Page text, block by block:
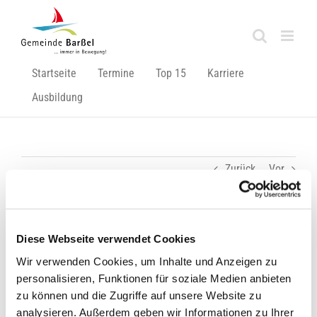
Diese Webseite verwendet Cookies
Wir verwenden Cookies, um Inhalte und Anzeigen zu
personalisieren, Funktionen für soziale Medien anbieten
zu können und die Zugriffe auf unsere Website zu
analysieren. Außerdem geben wir Informationen zu Ihrer
springen
Startseite Termine Top 15
Karriere
Ausbildung
Zurück Vor
Mehr Parkplätze für die Marienschule!
Über bessere Parkmöglichkeiten können sich bald die
Lehrer und auch die Eltern bei der Marienschule in Barßel
freuen.